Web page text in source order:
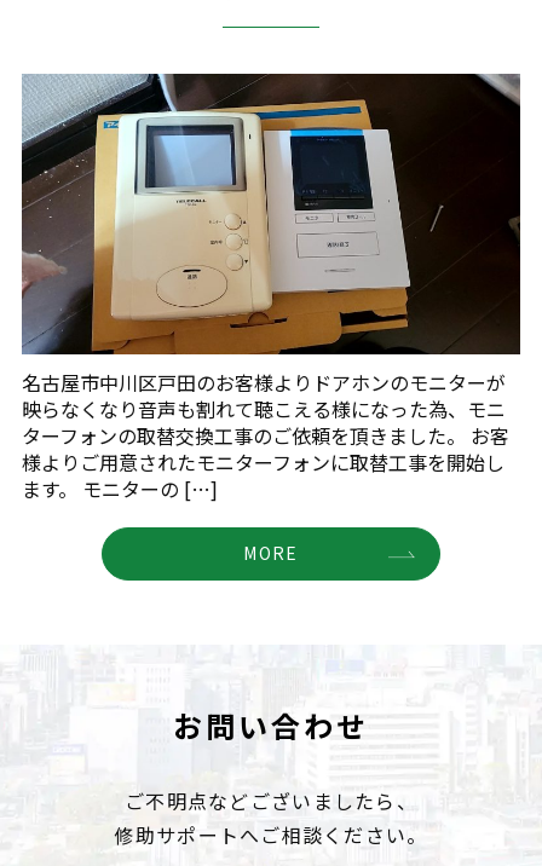
名古屋市中川区戸田のお客様よりドアホンのモニターが
映らなくなり音声も割れて聴こえる様になった為、モニ
ターフォンの取替交換工事のご依頼を頂きました。 お客
様よりご用意されたモニターフォンに取替工事を開始し
ます。 モニターの […]
MORE
お問い合わせ
ご不明点などございましたら、
修助サポートへご相談ください。